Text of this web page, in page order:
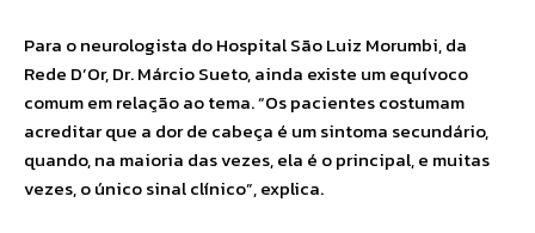
Para o neurologista do Hospital São Luiz Morumbi, da
Rede D’Or, Dr. Márcio Sueto, ainda existe um equívoco
comum em relação ao tema. “Os pacientes costumam
acreditar que a dor de cabeça é um sintoma secundário,
quando, na maioria das vezes, ela é o principal, e muitas
vezes, o único sinal clínico”, explica.